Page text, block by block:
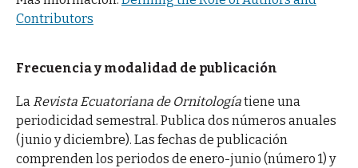
Contributors
Frecuencia y modalidad de publicación
La Revista Ecuatoriana de Ornitologíatiene una
periodicidad semestral. Publica dos números anuales
(junio y diciembre). Las fechas de publicación
comprenden los periodos de enero-junio (número 1) y